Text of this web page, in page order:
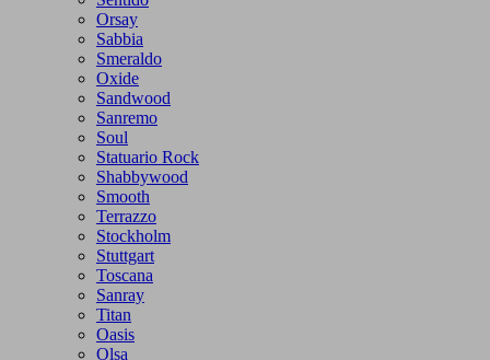
Orsay
Sabbia
Smeraldo
Oxide
Sandwood
Sanremo
Soul
Statuario Rock
Shabbywood
Smooth
Terrazzo
Stockholm
Stuttgart
Toscana
Sanray
Titan
Oasis
Olsa